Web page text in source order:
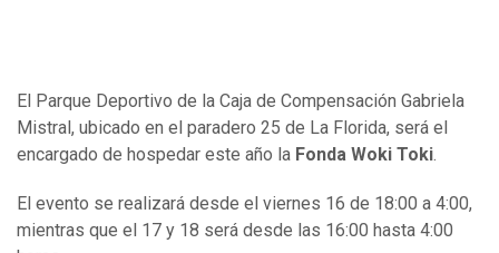
El Parque Deportivo de la Caja de Compensación Gabriela
Mistral, ubicado en el paradero 25 de La Florida, será el
encargado de hospedar este año la Fonda Woki Toki.
El evento se realizará desde el viernes 16 de 18:00 a 4:00,
mientras que el 17 y 18 será desde las 16:00 hasta 4:00